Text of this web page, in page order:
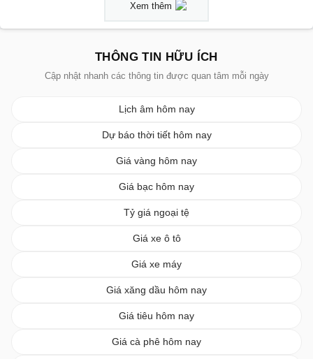
Xem thêm
THÔNG TIN HỮU ÍCH
Cập nhật nhanh các thông tin được quan tâm mỗi ngày
Lịch âm hôm nay
Dự báo thời tiết hôm nay
Giá vàng hôm nay
Giá bạc hôm nay
Tỷ giá ngoại tệ
Giá xe ô tô
Giá xe máy
Giá xăng dầu hôm nay
Giá tiêu hôm nay
Giá cà phê hôm nay